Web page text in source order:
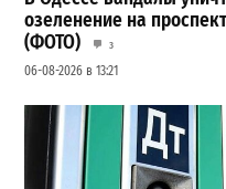
озеленение на
(ФОТО)
3
06-08-2026 в 13:21